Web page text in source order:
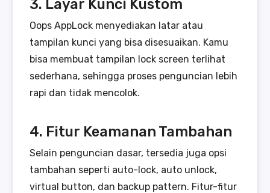
3. Layar Kunci Kustom
Oops AppLock menyediakan latar atau
tampilan kunci yang bisa disesuaikan. Kamu
bisa membuat tampilan lock screen terlihat
sederhana, sehingga proses penguncian lebih
rapi dan tidak mencolok.
4. Fitur Keamanan Tambahan
Selain penguncian dasar, tersedia juga opsi
tambahan seperti auto-lock, auto unlock,
virtual button, dan backup pattern. Fitur-fitur